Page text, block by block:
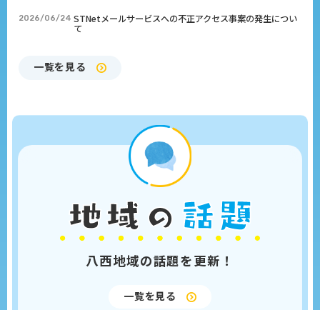
2026/06/24 STNetメールサービスへの不正アクセス事案の発生につい
て
一覧を見る
八西地域の話題を更新！
一覧を見る